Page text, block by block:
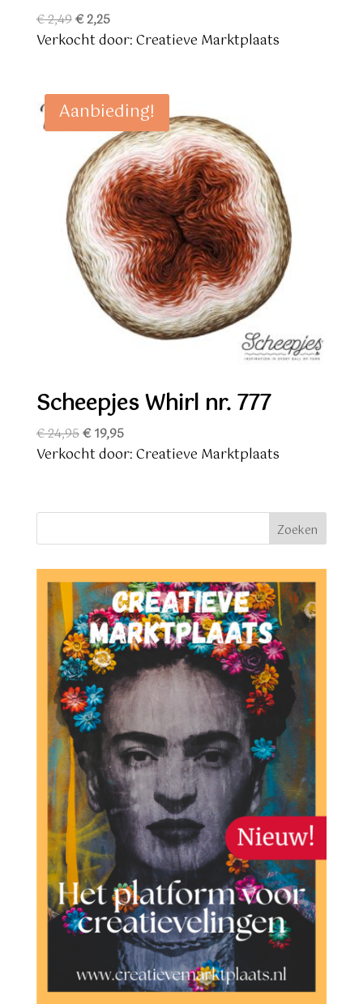
€2,49Oorspronkelijke
prijs
€2,25Huidige
prijs
Verkocht door: Creatieve Marktplaats
Aanbieding!
Scheepjes Whirl nr. 777
€24,95Oorspronkelijke
prijs
€19,95Huidige
prijs
Verkocht door: Creatieve Marktplaats
Zoeken